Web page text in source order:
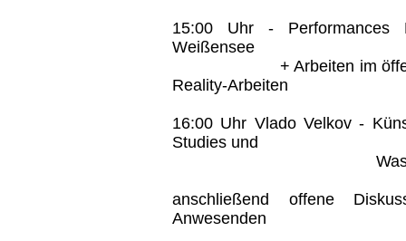
15:00 Uhr - Performances
Weißensee
+ Arbeiten im
Reality-Arbeiten
16:00 Uhr Vlado Velkov -
Studies und
anschließend offene
Anwesenden